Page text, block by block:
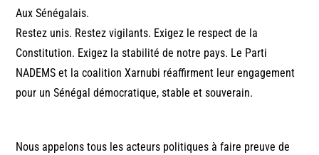
Aux Sénégalais.
Restez unis. Restez vigilants. Exigez le respect de la
Constitution. Exigez la stabilité de notre pays. Le Parti
NADEMS et la coalition Xarnubi réaffirment leur engagement
pour un Sénégal démocratique, stable et souverain.
Nous appelons tous les acteurs politiques à faire preuve de